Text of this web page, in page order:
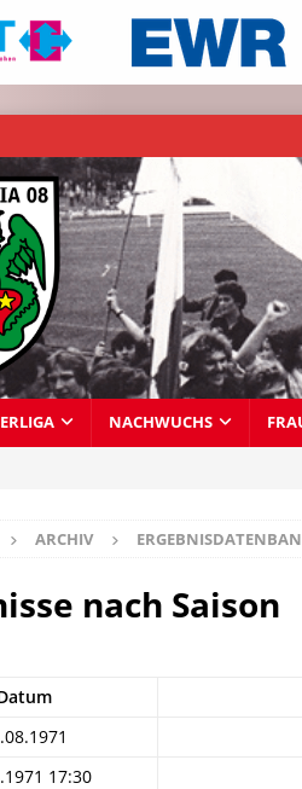
NACHWUCHS
ARCHIV
nach Saison
17:30